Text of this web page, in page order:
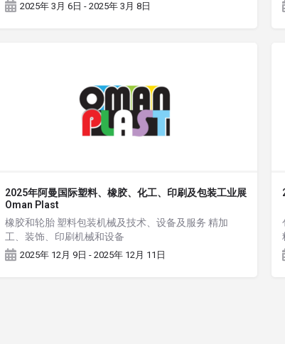
2025年 3月 6日 - 2025年 3月 8日
2025年阿曼国际塑料、橡胶、化工、印刷及包装工业展
Oman Plast
橡胶和轮胎 塑料包装机械及技术、设备及服务 精加
工、装饰、印刷机械和设备
2025年 12月 9日 - 2025年 12月 11日